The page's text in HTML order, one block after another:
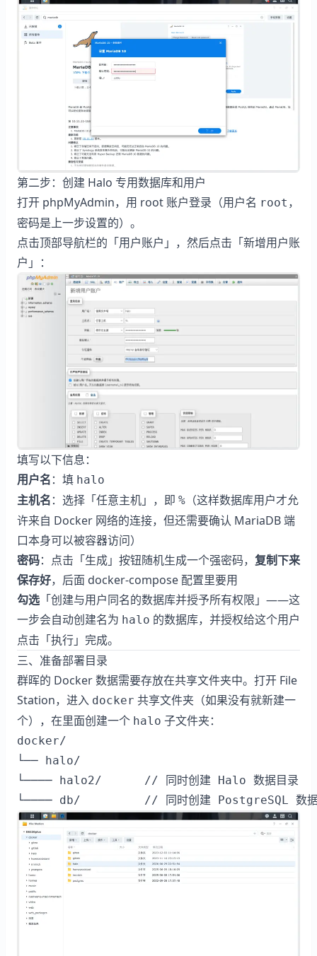
第二步：创建 Halo 专用数据库和用户
打开 phpMyAdmin，用 root 账户登录（用户名 root ，
密码是上一步设置的）。
点击顶部导航栏的「用户账户」，然后点击「新增用户账
户」：
填写以下信息：
用户名：填 halo
主机名：选择「任意主机」，即 % （这样数据库用户才允
许来自 Docker 网络的连接，但还需要确认 MariaDB 端
口本身可以被容器访问）
密码：点击「生成」按钮随机生成一个强密码， 复制下来
保存好，后面 docker-compose 配置里要用
勾选 「创建与用户同名的数据库并授予所有权限」——这
一步会自动创建名为 halo 的数据库，并授权给这个用户
点击「执行」完成。
三、准备部署目录
群晖的 Docker 数据需要存放在共享文件夹中。打开 File
Station，进入 docker 共享文件夹（如果没有就新建一
个），在里面创建一个 halo 子文件夹：
docker/
└── halo/
└──── halo2/      // 同时创建 Halo 数据目录